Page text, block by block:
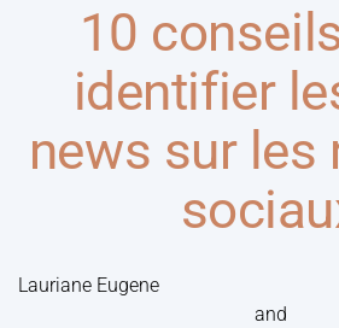
10
identifier
news sur les
Lauriane Eugene
and